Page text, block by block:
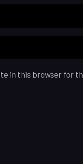
in this browser for